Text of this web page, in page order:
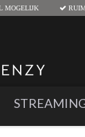
MOGELIJK